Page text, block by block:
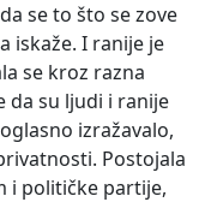
se to što se zove
iskaže. I ranije je
se kroz razna
da su ljudi i ranije
izražavalo,
Postojala
i političke partije,